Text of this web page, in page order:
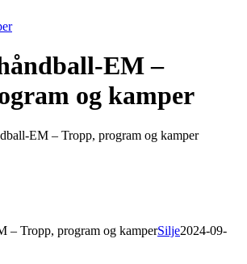
EM –
og kamper
EM – Tropp, program og kamper
– Tropp, program og kamperSilje2024-09-